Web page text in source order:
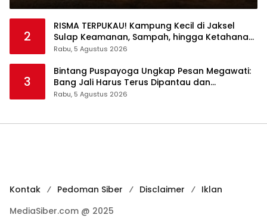
2
RISMA TERPUKAU! Kampung Kecil di Jaksel
Sulap Keamanan, Sampah, hingga Ketahanan
Pangan Jadi Satu Sistem
Rabu, 5 Agustus 2026
3
Bintang Puspayoga Ungkap Pesan Megawati:
Bang Jali Harus Terus Dipantau dan
Dikembangkan
Rabu, 5 Agustus 2026
Kontak Pedoman Siber Disclaimer
Iklan
MediaSiber.com @ 2025